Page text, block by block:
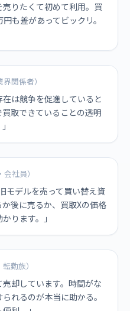
売りたくて初めて利用。買
も差があってビックリ。
関係者）
在は競争を促進していると
取できていることの透明
社員）
モデルを売って買い替え資
後に売るか、買取Xの価格
ります。」
勤族）
売却しています。時間がな
れるのが本当に助かる。